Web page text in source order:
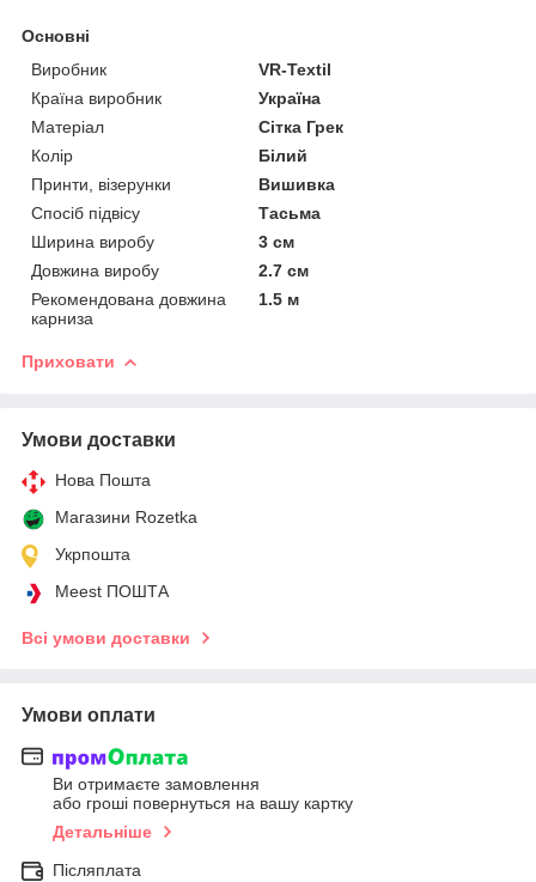
Основні
Виробник
VR-Textil
Країна виробник
Україна
Матеріал
Сітка Грек
Колір
Білий
Принти, візерунки
Вишивка
Спосіб підвісу
Тасьма
Ширина виробу
3 см
Довжина виробу
2.7 см
Рекомендована довжина
карниза
1.5 м
Приховати
Умови доставки
Нова Пошта
Магазини Rozetka
Укрпошта
Meest ПОШТА
Всі умови доставки
Умови оплати
Ви отримаєте замовлення
або гроші повернуться на вашу картку
Детальніше
Післяплата